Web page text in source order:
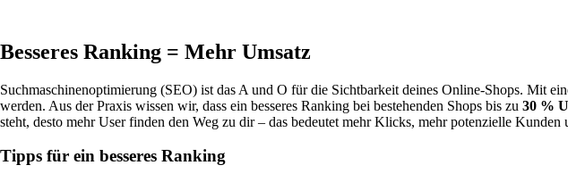
Besseres Ranking = Mehr Umsatz
Suchmaschinenoptimierung (SEO) ist das A und O für die Sichtbarkeit deines Online-Shops. Mit
werden. Aus der Praxis wissen wir, dass ein besseres Ranking bei bestehenden Shops bis zu 30 %
steht, desto mehr User finden den Weg zu dir – das bedeutet mehr Klicks, mehr potenzielle
Tipps für ein besseres Ranking